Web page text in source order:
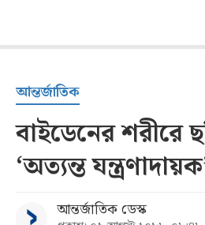
আন্তর্জাতিক
বাইডেনের শরীরে
‘অত্যন্ত
আন্তর্জাতিক ডেস্ক